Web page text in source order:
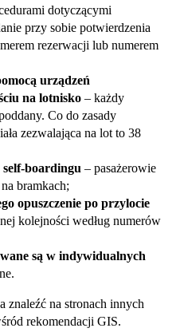
dotyczącymi
przy sobie potwierdzenia
rezerwacji lub numerem
urządzeń
na lotnisko – każdy
Co do zasady
zezwalająca na lot to 38
– pasażerowie
bramkach;
opuszczenie po przylocie
kolejności według numerów
są w indywidualnych
znaleźć na stronach innych
rekomendacji GIS.